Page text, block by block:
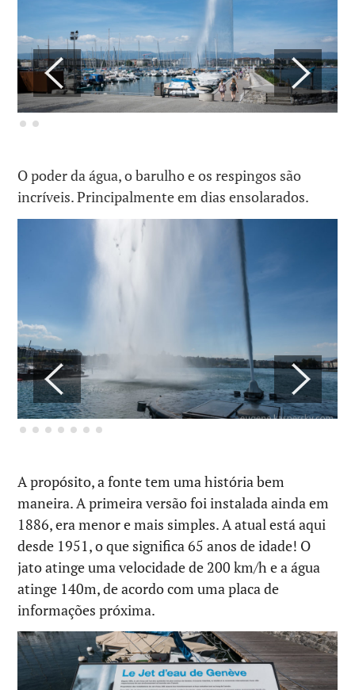
O poder da água, o barulho e os respingos são
incríveis. Principalmente em dias ensolarados.
A propósito, a fonte tem uma história bem
maneira. A primeira versão foi instalada ainda em
1886, era menor e mais simples. A atual está aqui
desde 1951, o que significa 65 anos de idade! O
jato atinge uma velocidade de 200 km/h e a água
atinge 140m, de acordo com uma placa de
informações próxima.